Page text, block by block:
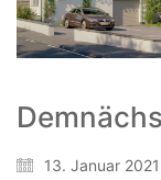
13. Januar 2021
+43(0) 664 244
Innenwelt